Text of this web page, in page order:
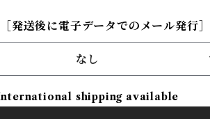
発送後に電子データでのメール発行］
なし
shipping available